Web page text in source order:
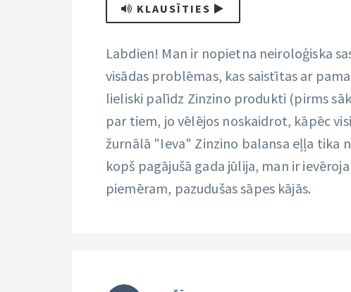
KLAUSĪTIES
Labdien! Man ir nopietna neiroloģiska
visādas problēmas, kas saistītas ar
lieliski palīdz Zinzino produkti (pirms
par tiem, jo vēlējos noskaidrot, kāpēc
žurnālā "Ieva" Zinzino balansa eļļa tika
kopš pagājušā gada jūlija, man ir
piemēram, pazudušas sāpes kājās.